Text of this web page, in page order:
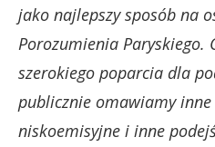
jako najlepszy sposób na
Porozumienia Paryskiego.
szerokiego poparcia dla
publicznie omawiamy
niskoemisyjne i inne